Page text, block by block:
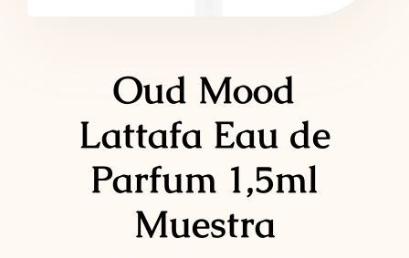
Oud Mood
Lattafa Eau de
Parfum 1,5ml
Muestra